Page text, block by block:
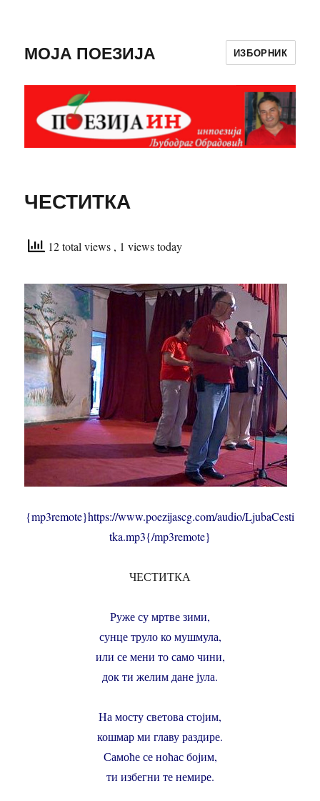
МОЈА ПОЕЗИЈА ИЗБОРНИК
ЧЕСТИТКА
12 total views , 1 views today
{mp3remote}https://www.poezijascg.com/audio/LjubaCesti
tka.mp3{/mp3remote}
ЧЕСТИТКА
Руже су мртве зими,
сунце труло ко мушмула,
или се мени то само чини,
док ти желим дане јула.
На мосту светова стојим,
кошмар ми главу раздире.
Самоће се ноћас бојим,
ти избегни те немире.